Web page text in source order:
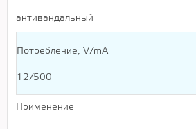
антивандальный
Потребление, V/mA
12/500
Применение